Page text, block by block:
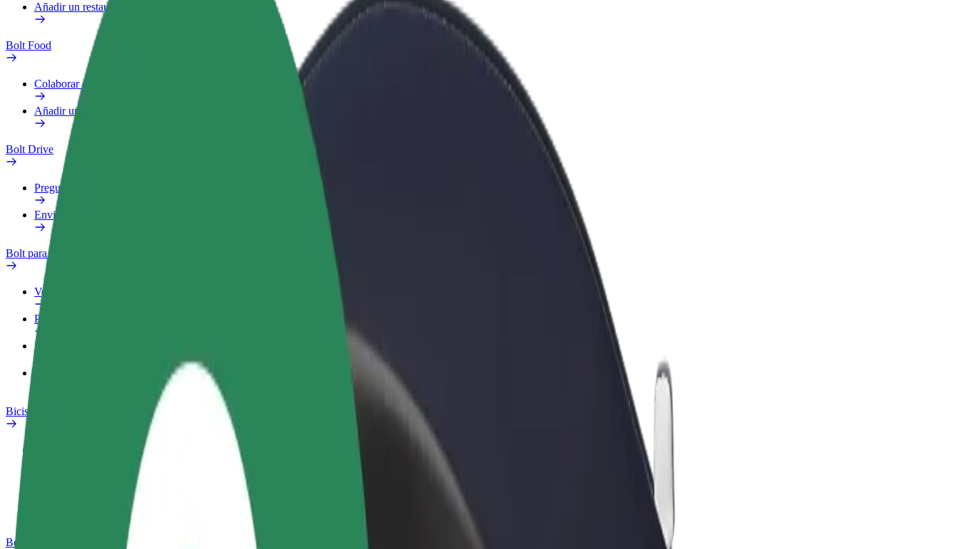
Añadir un restaurante o tienda
Bolt Food
Colaborar como repartidor
Añadir un restaurante o tienda
Bolt Drive
Preguntas frecuentes
Enviar aviso sobre un vehículo
Bolt para empresas
Ventajas
Perfil de trabajo
Productos
Bicis
Informar de un problema
Bolt Plus